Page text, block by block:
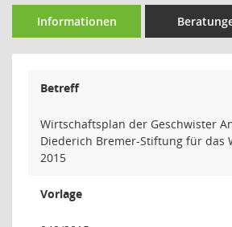
Informationen
Betreff
Wirtschaftsplan der Geschwister
Diederich Bremer-Stiftung für das
2015
Vorlage